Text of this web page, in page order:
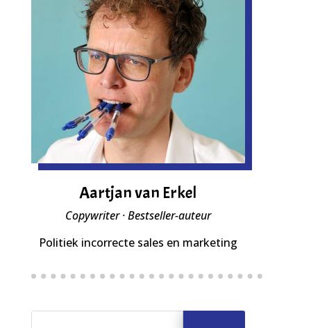
Aartjan van Erkel
Copywriter · Bestseller-auteur
Politiek incorrecte sales en marketing